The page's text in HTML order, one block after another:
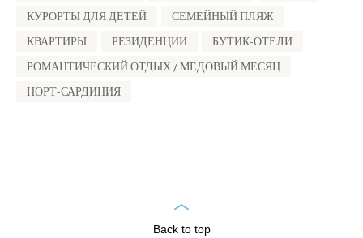
КУРОРТЫ ДЛЯ ДЕТЕЙ СЕМЕЙНЫЙ ПЛЯЖ
КВАРТИРЫ РЕЗИДЕНЦИИ БУТИК-ОТЕЛИ
РОМАНТИЧЕСКИЙ ОТДЫХ / МЕДОВЫЙ МЕСЯЦ
НОРТ-САРДИНИЯ
Back to top